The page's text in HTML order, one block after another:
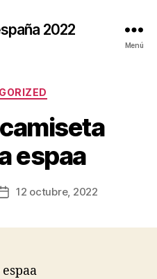
2022
Menú
Categorías
espaa
Fecha12 octubre, 2022